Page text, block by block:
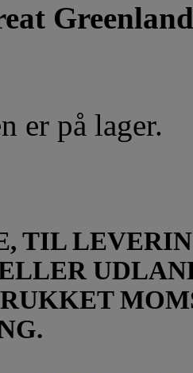
er på lager.
TIL